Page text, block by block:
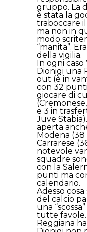
gruppo. La
è stata la
traboccare
ma non in
modo
“manita”.
della vigilia.
In ogni caso
Dionigi una
out (è in
con 32
giocare di
e 3 in
Juve
aperta
Modena
Carrarese
notevole
squadre
con la
punti ma
calendario.
Adesso
del calcio
una
tutte favole.
Reggiana